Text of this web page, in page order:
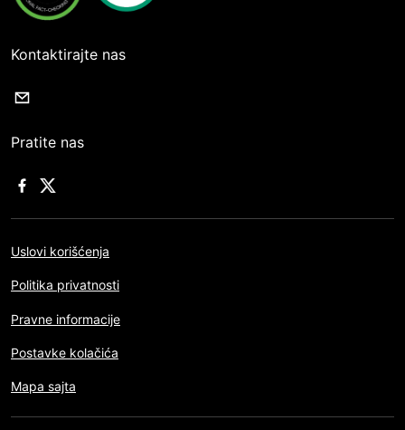
Kontaktirajte nas
Pratite nas
Uslovi korišćenja
Politika privatnosti
Pravne informacije
Postavke kolačića
Mapa sajta